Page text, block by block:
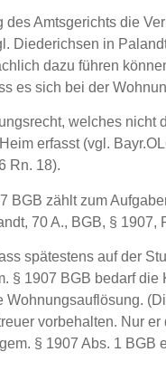
Amtsgerichts die
Diederichsen in
dazu führen
es sich bei der
welches
erfasst (vgl.
Rn. 18).
BGB zählt zum
70 A., BGB, §
spätestens auf der
§ 1907 BGB bedarf
vorbehalten. Nur
§ 1907 Abs. 1